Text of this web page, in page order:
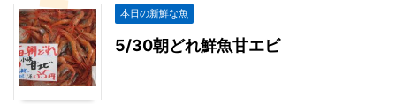
本日の新鮮な魚
5/30朝どれ鮮魚甘エビ